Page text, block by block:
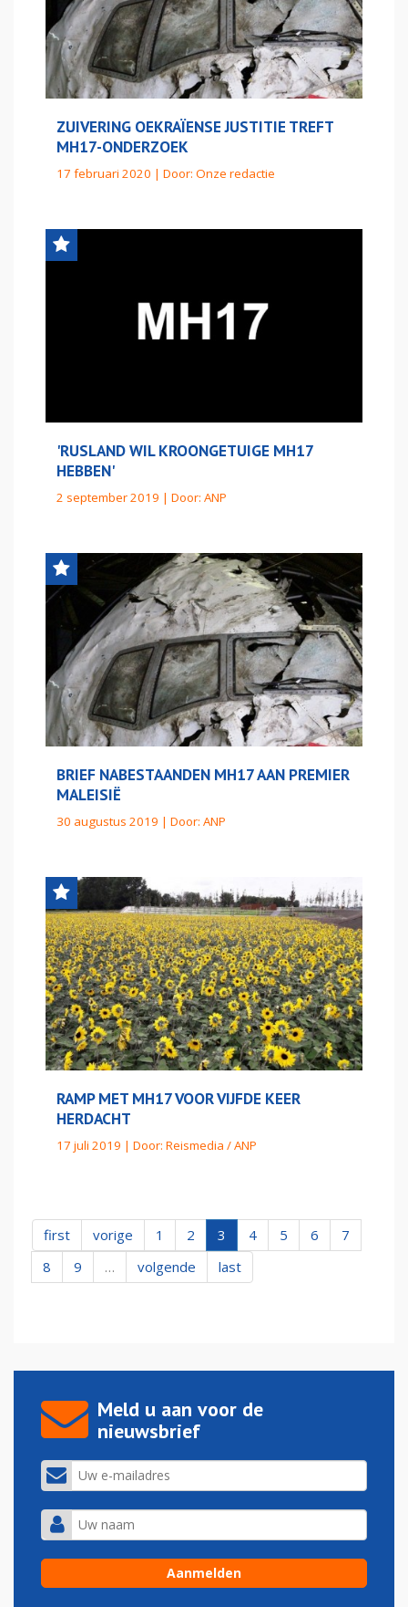
ZUIVERING OEKRAÏENSE JUSTITIE TREFT
MH17-ONDERZOEK
17 februari 2020 | Door: Onze redactie
'RUSLAND WIL KROONGETUIGE MH17
HEBBEN'
2 september 2019 | Door: ANP
BRIEF NABESTAANDEN MH17 AAN PREMIER
MALEISIË
30 augustus 2019 | Door: ANP
RAMP MET MH17 VOOR VIJFDE KEER
HERDACHT
17 juli 2019 | Door: Reismedia / ANP
first vorige 1 2 3 4 5 6
7
8
9 … volgende last
Meld u aan voor de
nieuwsbrief